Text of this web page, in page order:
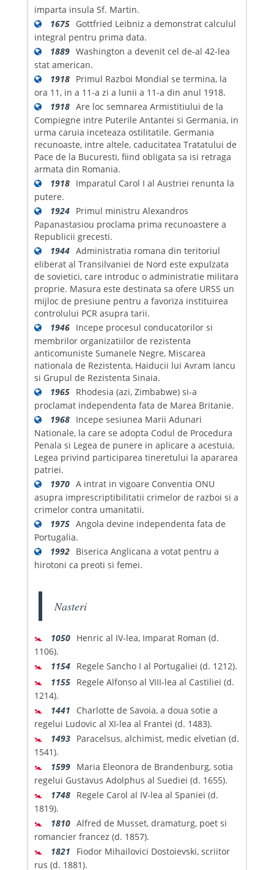
imparta insula Sf. Martin.
1675 Gottfried Leibniz a demonstrat calculul
integral pentru prima data.
1889 Washington a devenit cel de-al 42-lea
stat american.
1918 Primul Razboi Mondial se termina, la
ora 11, in a 11-a zi a lunii a 11-a din anul 1918.
1918 Are loc semnarea Armistitiului de la
Compiegne intre Puterile Antantei si Germania, in
urma caruia inceteaza ostilitatile. Germania
recunoaste, intre altele, caducitatea Tratatului de
Pace de la Bucuresti, fiind obligata sa isi retraga
armata din Romania.
1918 Imparatul Carol I al Austriei renunta la
putere.
1924 Primul ministru Alexandros
Papanastasiou proclama prima recunoastere a
Republicii grecesti.
1944 Administratia romana din teritoriul
eliberat al Transilvaniei de Nord este expulzata
de sovietici, care introduc o administratie militara
proprie. Masura este destinata sa ofere URSS un
mijloc de presiune pentru a favoriza instituirea
controlului PCR asupra tarii.
1946 Incepe procesul conducatorilor si
membrilor organizatiilor de rezistenta
anticomuniste Sumanele Negre, Miscarea
nationala de Rezistenta, Haiducii lui Avram Iancu
si Grupul de Rezistenta Sinaia.
1965 Rhodesia (azi, Zimbabwe) si-a
proclamat independenta fata de Marea Britanie.
1968 Incepe sesiunea Marii Adunari
Nationale, la care se adopta Codul de Procedura
Penala si Legea de punere in aplicare a acestuia,
Legea privind participarea tineretului la apararea
patriei.
1970 A intrat in vigoare Conventia ONU
asupra imprescriptibilitatii crimelor de razboi si a
crimelor contra umanitatii.
1975 Angola devine independenta fata de
Portugalia.
1992 Biserica Anglicana a votat pentru a
hirotoni ca preoti si femei.
Nasteri
🚼 1050 Henric al IV-lea, Imparat Roman (d.
1106).
🚼 1154 Regele Sancho I al Portugaliei (d. 1212).
🚼 1155 Regele Alfonso al VIII-lea al Castiliei (d.
1214).
🚼 1441
Charlotte de Savoia, a doua sotie a
regelui Ludovic al XI-lea al Frantei (d. 1483).
🚼 1493 Paracelsus, alchimist, medic elvetian (d.
1541).
🚼 1599 Maria Eleonora de Brandenburg, sotia
regelui Gustavus Adolphus al Suediei (d. 1655).
🚼 1748 Regele Carol al IV-lea al Spaniei (d.
1819).
🚼 1810 Alfred de Musset, dramaturg, poet si
romancier francez (d. 1857).
🚼 1821
Fiodor Mihailovici Dostoievski, scriitor
rus (d. 1881).